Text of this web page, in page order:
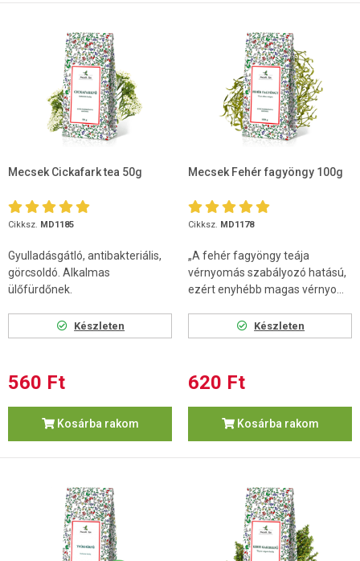
Mecsek Cickafark tea 50g
Cikksz. MD1185
Gyulladásgátló, antibakteriális,
görcsoldó. Alkalmas
ülőfürdőnek.
Készleten
560 Ft
Kosárba rakom
Mecsek Fehér fagyöngy 100g
Cikksz. MD1178
„A fehér fagyöngy teája
vérnyomás szabályozó hatású,
ezért enyhébb magas vérnyo...
Készleten
620 Ft
Kosárba rakom